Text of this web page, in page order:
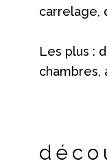
carrelage,
Les plus :
chambres,